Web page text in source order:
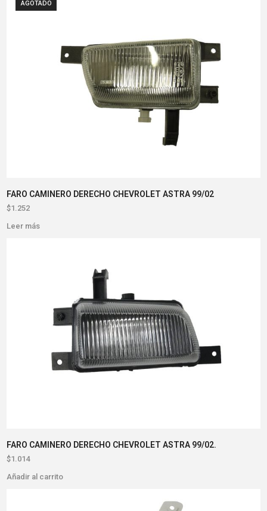
AGOTADO
FARO CAMINERO DERECHO CHEVROLET ASTRA 99/02
$1.252
Leer más
FARO CAMINERO DERECHO CHEVROLET ASTRA 99/02.
$1.014
Añadir al carrito